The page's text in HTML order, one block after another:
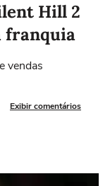
Hill 2
franquia
vendas
Exibir comentários